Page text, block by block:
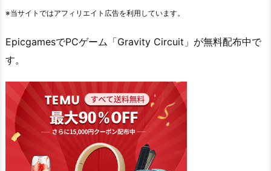
※当サイトではアフィリエイト広告を利用しています。
EpicgamesでPCゲーム「Gravity Circuit」が無料配布中で
す。